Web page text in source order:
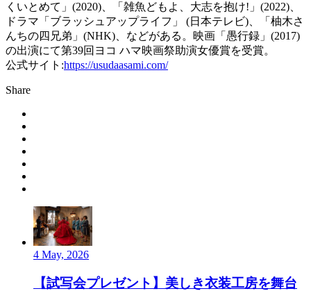
くいとめて」(2020)、「雑魚どもよ、大志を抱け!」(2022)、
ドラマ「ブラッシュアップライフ」 (日本テレビ)、「柚木さ
んちの四兄弟」(NHK)、などがある。映画「愚行録」(2017)
の出演にて第39回ヨコ ハマ映画祭助演女優賞を受賞。
公式サイト:https://usudaasami.com/
Share
4 May, 2026
【試写会プレゼント】美しき衣装工房を舞台